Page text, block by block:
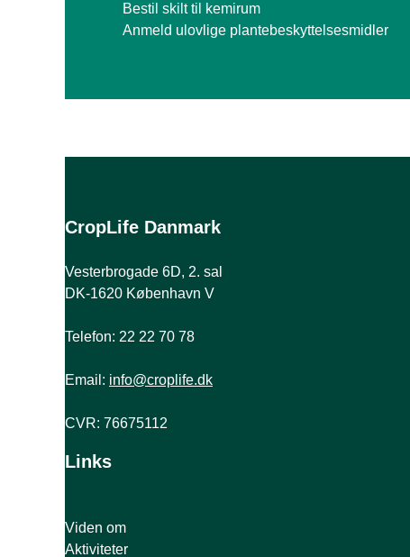
Bestil skilt til kemirum
Anmeld ulovlige plantebeskyttelsesmidler
CropLife Danmark
Vesterbrogade 6D, 2. sal
DK-1620 København V
Telefon: 22 22 70 78
Email: info@croplife.dk
CVR: 76675112
Links
Viden om
Aktiviteter